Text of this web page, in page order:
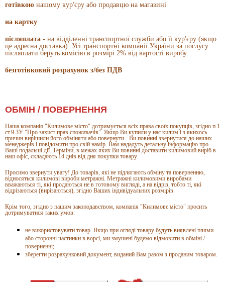
готівкою нашому кур'єру або продавцю на магазині
на картку
післяплата - на відділенні транспортної служби або її кур'єру (якщо
це адресна доставка). Усі транспортні компанії України за послугу
післяплати беруть комісію в розмірі 2% від вартості виробу.
безготівковий розрахунок з/без ПДВ
ОБМІН / ПОВЕРНЕННЯ
Наша компанія "Килимове місто" дотримується всіх права своїх покупців, згідно п.1
ст.9 ЗУ "Про захист прав споживачів". Якщо Ви купили у нас килим і з якихось
причин вирішили його обміняти або повернути - Ви повинні звернутися до наших
менеджерів і повідомити про свій намір. Вам нададуть детальну інформацію про
Ваші подальші дії. Терміни, в межах яких Ви повинні доставити килимовий виріб в
наш офіс, складають 14 днів від дня покупки товару.
Просимо звернути увагу! До товарів, які не підлягають обміну та поверненню,
відносяться килимові вироби метражні. Метражні килимовими виробами
вважаються ті, які продаються не в готовому вигляді, а на відріз, тобто ті, які
відрізаються (вирізаються), згідно Ваших індивідуальних розмірів.
Крім того, згідно з нашим законодавством, компанія "Килимове місто" просить
дотримуватися таких умов:
не використовувати товар. Якщо при огляді товару будуть виявлені плями
або сторонні частинки в ворсі, ми змушені будемо відмовити в обміні /
поверненні;
зберегти розрахунковий документ, виданий Вам разом з проданим товаром.